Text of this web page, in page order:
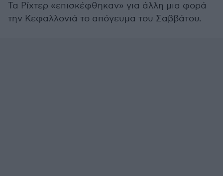
Τα Ρίχτερ «επισκέφθηκαν» για άλλη μια φορά
την Κεφαλλονιά το απόγευμα του Σαββάτου.